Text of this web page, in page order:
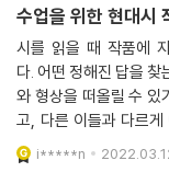
수업을 위한 현대시
시를 읽을 때 작품에
다. 어떤 정해진 답을
와 형상을 떠올릴 수 있
고, 다른 이들과 다르게
면 큰 문제가 되지는 않
순히 감상하는 일과
i*****n